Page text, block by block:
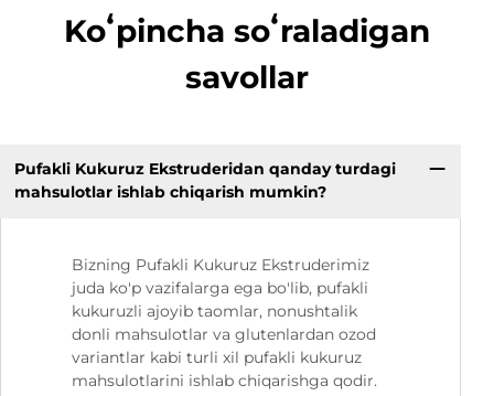
Koʻpincha soʻraladigan
savollar
Pufakli Kukuruz Ekstruderidan qanday turdagi
mahsulotlar ishlab chiqarish mumkin?
Bizning Pufakli Kukuruz Ekstruderimiz
juda ko'p vazifalarga ega bo'lib, pufakli
kukuruzli ajoyib taomlar, nonushtalik
donli mahsulotlar va glutenlardan ozod
variantlar kabi turli xil pufakli kukuruz
mahsulotlarini ishlab chiqarishga qodir.